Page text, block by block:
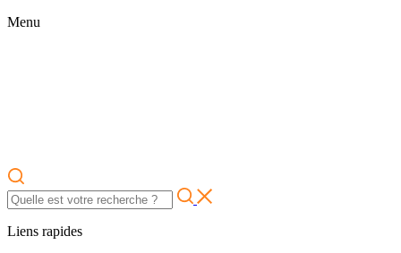
Menu
Liens rapides